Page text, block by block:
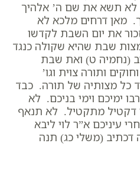
לא תשא את שם ה’ אלהיך
מאן דרחים מלכא לא
את יום השבת לקדשו
שבת שהיא שקולה כנגד
(נחמיה ט) ואת שבת
ותורה צוית וגו’
כל מצותיה של תורה. כבד
ימיכם וימי בניכם. לא
מתקטיל. לא תנאף
עיניכם א”ר לוי ליבא
דכתיב (משלי כג) תנה